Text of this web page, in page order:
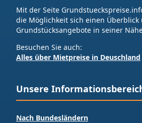
Mit der Seite
die Möglichkeit sich einen Überblick
Grundstücksangebote in seiner
Besuchen Sie auch:
Alles über Mietpreise in Deuschland
Unsere
Nach Bundesländern